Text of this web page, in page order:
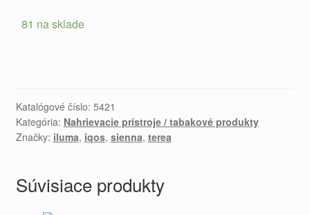
81 na sklade
Katalógové číslo: 5421
Kategória: Nahrievacie prístroje / tabakové produkty
Značky: iluma, iqos, sienna, terea
Súvisiace produkty